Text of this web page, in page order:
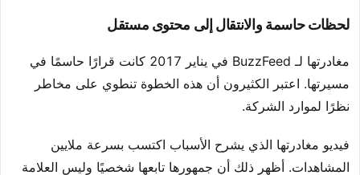
لحظات حاسمة والانتقال إلى محتوى مستقل
مغادرتها لـ BuzzFeed في يناير 2017 كانت قرارًا حاسمًا في
مسيرتها. اعتبر الكثيرون أن هذه الخطوة تنطوي على مخاطر
نظرًا لموارد الشركة.
فيديو مغادرتها الذي يشرح الأسباب اكتسب بسرعة ملايين
المشاهدات. أظهر ذلك أن جمهورها تابعها شخصيًا وليس العلامة